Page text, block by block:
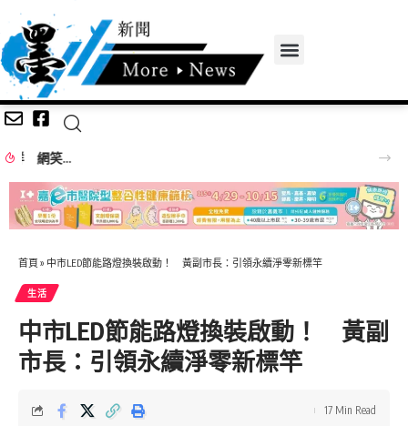
關聖帝君聖誕祝壽 黃敏惠讚鎮天宮助學行善傳承忠義
首頁 » 中市LED節能路燈換裝啟動！ 黃副市長：引領永續淨零新標竿
生活
中市LED節能路燈換裝啟動！ 黃副
市長：引領永續淨零新標竿
17 Min Read